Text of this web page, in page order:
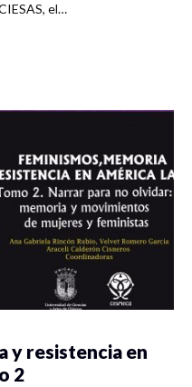
el…
y resistencia en
2